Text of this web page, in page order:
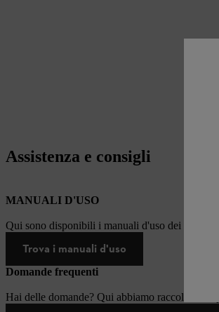
Assistenza e consigli
MANUALI D'USO
Qui sono disponibili i manuali d'uso dei
Trova i manuali d'uso
Domande frequenti
Hai delle domande? Qui abbiamo raccolto le